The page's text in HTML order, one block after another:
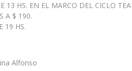
13 HS. EN EL MARCO DEL CICLO
A $ 190.
19 HS.
Alfonso